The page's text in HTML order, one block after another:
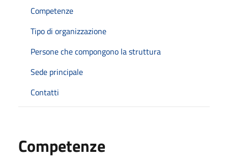
Competenze
Tipo di organizzazione
Persone che compongono la struttura
Sede principale
Contatti
Competenze